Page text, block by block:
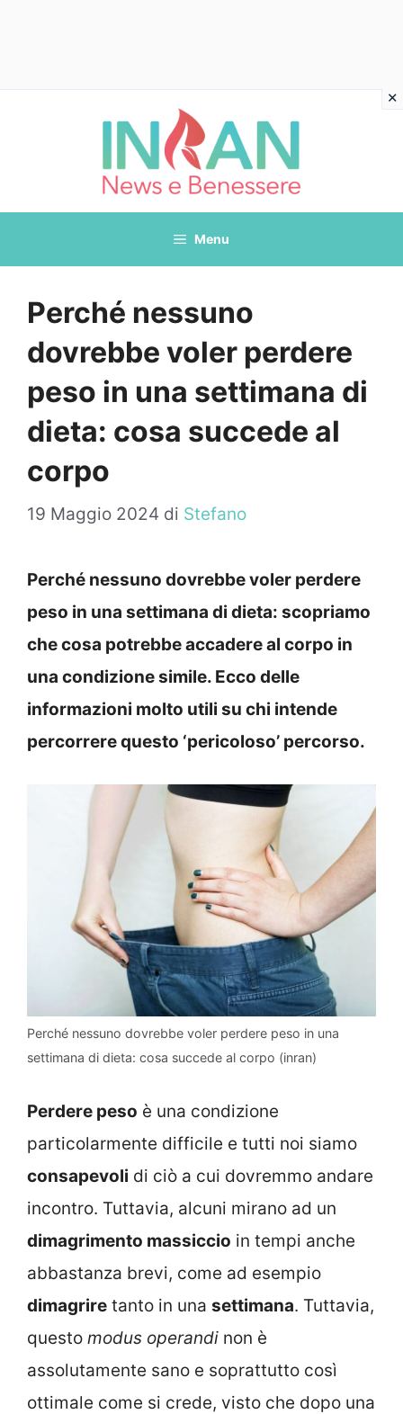
Menu
Perché nessuno
dovrebbe voler perdere
peso in una settimana di
dieta: cosa succede al
corpo
19 Maggio 2024 di Stefano
Perché nessuno dovrebbe voler perdere
peso in una settimana di dieta: scopriamo
che cosa potrebbe accadere al corpo in
una condizione simile. Ecco delle
informazioni molto utili su chi intende
percorrere questo ‘pericoloso’ percorso.
Perché nessuno dovrebbe voler perdere peso in una
settimana di dieta: cosa succede al corpo (inran)
Perdere peso è una condizione
particolarmente difficile e tutti noi siamo
consapevoli di ciò a cui dovremmo andare
incontro. Tuttavia, alcuni mirano ad un
dimagrimento massiccio in tempi anche
abbastanza brevi, come ad esempio
dimagrire tanto in una settimana. Tuttavia,
questo modus operandi non è
assolutamente sano e soprattutto così
ottimale come si crede, visto che dopo una